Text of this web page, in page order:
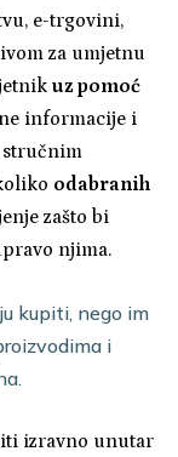
e-trgovini,
za umjetnu
uz pomoć
informacije i
odabranih
zašto bi
njima.
kupiti, nego im
i
izravno unutar